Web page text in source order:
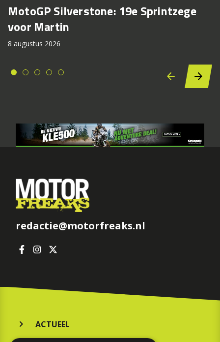
MotoGP Silverstone: 19e Sprintzege
voor Martin
8 augustus 2026
redactie@motorfreaks.nl
ACTUEEL